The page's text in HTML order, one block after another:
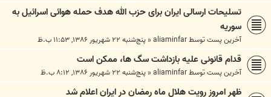
تسليحات ارسالی ايران برای حزب الله هدف حمله هوائی اسرائيل به
سوریه
آخرین پست توسطaliaminfar
« پنج‌شنبه ۲۲ شهریور ۱۳۸۶, ۱۱:۵۳ ب.ظ
قدام قانونی علیه بازداشت سگ ها، ممکن است
آخرین پست توسطaliaminfar
« پنج‌شنبه ۲۲ شهریور ۱۳۸۶, ۸:۱۲ ب.ظ
ظهر امروز رويت هلال ماه رمضان در ايران اعلام شد